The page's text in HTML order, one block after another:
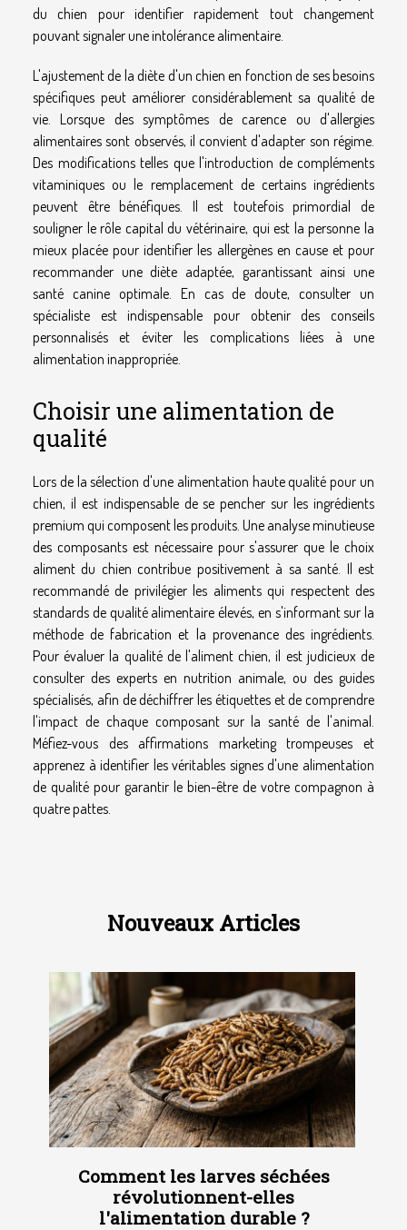
du chien pour identifier rapidement tout changement
pouvant signaler une intolérance alimentaire.
L'ajustement de la diète d'un chien en fonction de ses besoins
spécifiques peut améliorer considérablement sa qualité de
vie. Lorsque des symptômes de carence ou d'allergies
alimentaires sont observés, il convient d'adapter son régime.
Des modifications telles que l'introduction de compléments
vitaminiques ou le remplacement de certains ingrédients
peuvent être bénéfiques. Il est toutefois primordial de
souligner le rôle capital du vétérinaire, qui est la personne la
mieux placée pour identifier les allergènes en cause et pour
recommander une diète adaptée, garantissant ainsi une
santé canine optimale. En cas de doute, consulter un
spécialiste est indispensable pour obtenir des conseils
personnalisés et éviter les complications liées à une
alimentation inappropriée.
Choisir une alimentation de
qualité
Lors de la sélection d'une alimentation haute qualité pour un
chien, il est indispensable de se pencher sur les ingrédients
premium qui composent les produits. Une analyse minutieuse
des composants est nécessaire pour s'assurer que le choix
aliment du chien contribue positivement à sa santé. Il est
recommandé de privilégier les aliments qui respectent des
standards de qualité alimentaire élevés, en s'informant sur la
méthode de fabrication et la provenance des ingrédients.
Pour évaluer la qualité de l'aliment chien, il est judicieux de
consulter des experts en nutrition animale, ou des guides
spécialisés, afin de déchiffrer les étiquettes et de comprendre
l'impact de chaque composant sur la santé de l'animal.
Méfiez-vous des affirmations marketing trompeuses et
apprenez à identifier les véritables signes d'une alimentation
de qualité pour garantir le bien-être de votre compagnon à
quatre pattes.
Nouveaux Articles
Comment les larves séchées
révolutionnent-elles
l'alimentation durable ?